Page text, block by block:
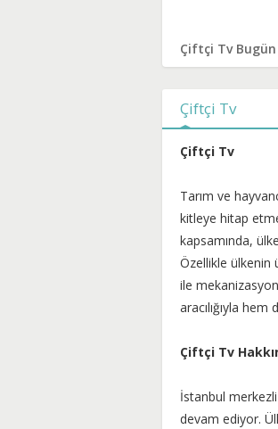
Çiftçi Tv Bugün
Çiftçi Tv
Çiftçi Tv
Tarım ve
kitleye hitap
kapsamında,
Özellikle ülkenin
ile
aracılığıyla
Çiftçi Tv
İstanbul merkezli
devam ediyor.